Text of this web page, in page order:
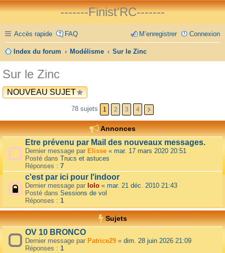
-------Finist'RC-------
Accès rapide FAQ Connexion
M’enregistrer
Index du forum Modélisme Sur le Zinc
Sur le Zinc
NOUVEAU SUJET
78 sujets 1 2 3 4
Annonces
Etre prévenu par Mail des nouveaux messages.
Dernier message par Elisse « mar. 17 mars 2020 20:51
Posté dans Trucs et astuces
Réponses : 7
c'est par ici pour l'indoor
Dernier message par lolo « mar. 21 déc. 2010 21:43
Posté dans Sessions de vol
Réponses : 1
Sujets
OV 10 BRONCO
Dernier message par Patrice29 « dim. 28 juin 2026 21:09
Réponses : 1